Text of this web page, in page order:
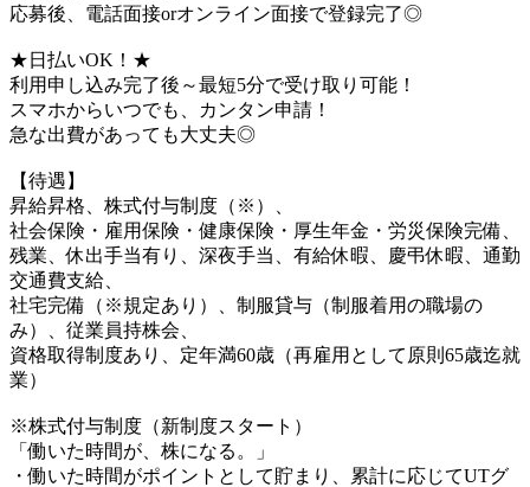
応募後、電話面接orオンライン面接で登録完了◎
★日払いOK！★
利用申し込み完了後～最短5分で受け取り可能！
スマホからいつでも、カンタン申請！
急な出費があっても大丈夫◎
【待遇】
昇給昇格、株式付与制度（※）、
社会保険・雇用保険・健康保険・厚生年金・労災保険完備、
残業、休出手当有り、深夜手当、有給休暇、慶弔休暇、通勤
交通費支給、
社宅完備（※規定あり）、制服貸与（制服着用の職場の
み）、従業員持株会、
資格取得制度あり、定年満60歳（再雇用として原則65歳迄就
業）
※株式付与制度（新制度スタート）
「働いた時間が、株になる。」
・働いた時間がポイントとして貯まり、累計に応じてUTグ